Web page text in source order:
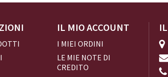
IL MIO ACCOUNT
I MIEI ORDINI
LE MIE NOTE DI
CREDITO